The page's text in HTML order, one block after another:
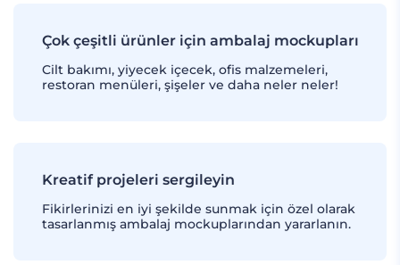
Çok çeşitli ürünler için ambalaj mockupları
Cilt bakımı, yiyecek içecek, ofis malzemeleri,
restoran menüleri, şişeler ve daha neler neler!
Kreatif projeleri sergileyin
Fikirlerinizi en iyi şekilde sunmak için özel olarak
tasarlanmış ambalaj mockuplarından yararlanın.